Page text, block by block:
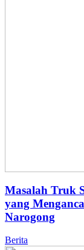
Masalah Truk
yang
Narogong
Berita